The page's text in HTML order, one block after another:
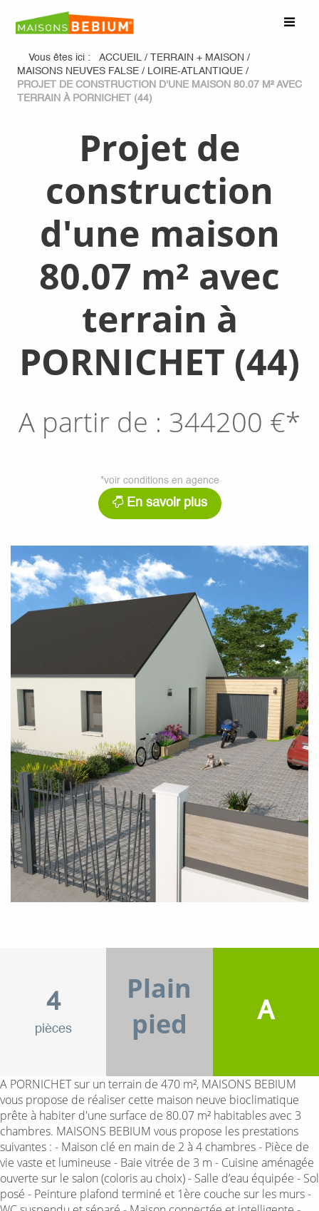
Vous êtes ici : ACCUEIL / TERRAIN + MAISON /
MAISONS NEUVES FALSE / LOIRE-ATLANTIQUE /
PROJET DE CONSTRUCTION D'UNE MAISON 80.07 M² AVEC
TERRAIN À PORNICHET (44)
Projet de
construction
d'une maison
80.07 m² avec
terrain à
PORNICHET (44)
A partir de : 344200 €*
*voir conditions en agence
En savoir plus
4
pièces
Plain
pied
A
A PORNICHET sur un terrain de 470 m², MAISONS BEBIUM
vous propose de réaliser cette maison neuve bioclimatique
prête à habiter d'une surface de 80.07 m² habitables avec 3
chambres. MAISONS BEBIUM vous propose les prestations
suivantes : - Maison clé en main de 2 à 4 chambres - Pièce de
vie vaste et lumineuse - Baie vitrée de 3 m - Cuisine aménagée
ouverte sur le salon (coloris au choix) - Salle d’eau équipée - Sol
posé - Peinture plafond terminé et 1ère couche sur les murs -